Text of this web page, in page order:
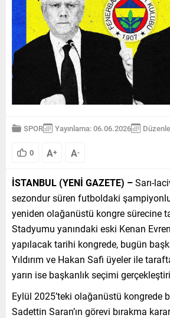
SPOR Yayınlama: 06.06.2026
0 A+ A-
İSTANBUL (YENİ GAZETE) –Sarı-
sezondur süren futboldaki
yeniden olağanüstü kongre sürecine
Stadyumu yanındaki eski Kenan
yapılacak tarihi kongrede, bugün
Yıldırım ve Hakan Safi üyeler ile
yarın ise başkanlık seçimi
Eylül 2025’teki olağanüstü kongrede
Sadettin Saran’ın görevi bırakma